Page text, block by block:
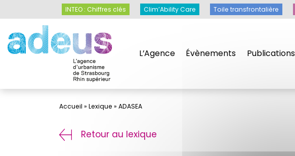
L’Agence Évènements Publications
INTEO : Chiffres clés Clim’Ability Care Toile transfrontalière
Accueil » Lexique » ADASEA
Retour au lexique
Panneau de gestion des cookies